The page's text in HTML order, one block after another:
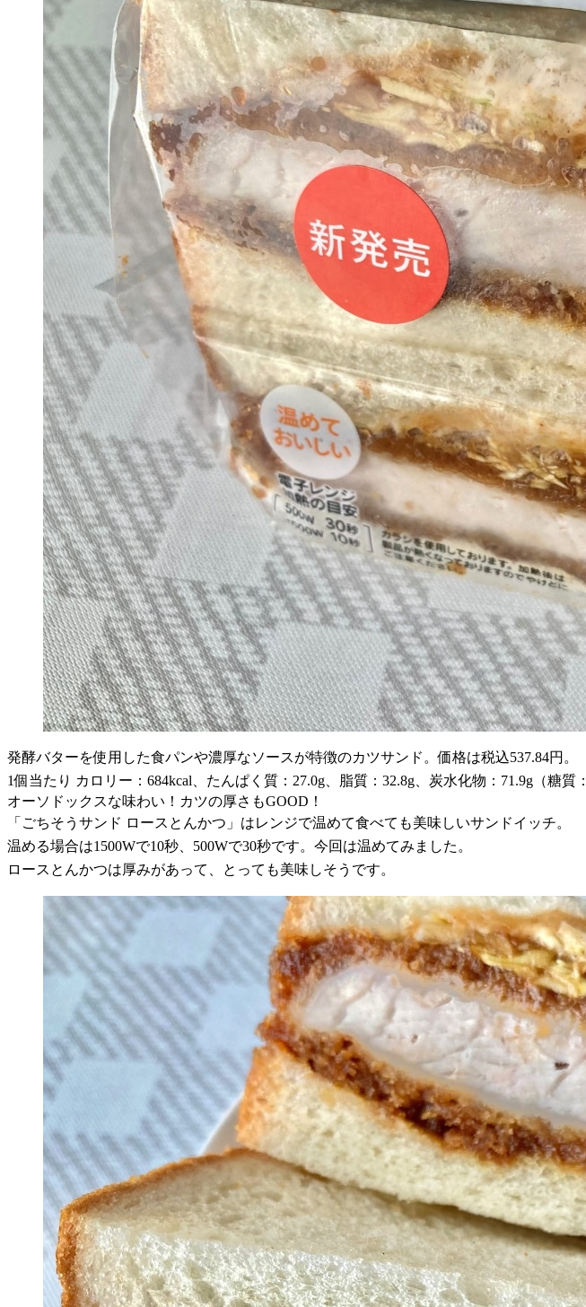
発酵バターを使用した食パンや濃厚なソースが特徴のカツサンド。価格は税込537.84円。
1個当たり カロリー：684kcal、たんぱく質：27.0g、脂質：32.8g、炭水化物：71.9g（糖質
オーソドックスな味わい！カツの厚さもGOOD！
「ごちそうサンド ロースとんかつ」はレンジで温めて食べても美味しいサンドイッチ。
温める場合は1500Wで10秒、500Wで30秒です。今回は温めてみました。
ロースとんかつは厚みがあって、とっても美味しそうです。